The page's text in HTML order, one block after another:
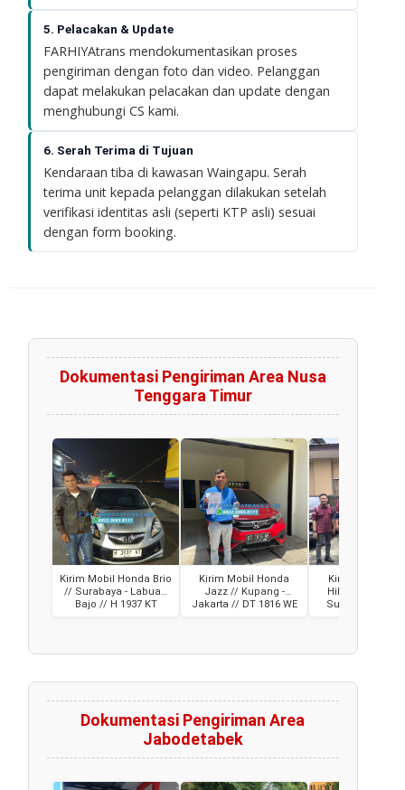
5. Pelacakan & Update
FARHIYAtrans mendokumentasikan proses
pengiriman dengan foto dan video. Pelanggan
dapat melakukan pelacakan dan update dengan
menghubungi CS kami.
6. Serah Terima di Tujuan
Kendaraan tiba di kawasan Waingapu. Serah
terima unit kepada pelanggan dilakukan setelah
verifikasi identitas asli (seperti KTP asli) sesuai
dengan form booking.
Dokumentasi Pengiriman Area Nusa
Tenggara Timur
Kirim Mobil Honda Brio
// Surabaya - Labuan
Bajo // H 1937 KT
Kirim Mobil Honda
Jazz // Kupang -
Jakarta // DT 1816 WE
Kirim Mobil
Hilux dan
Surabaya -
Dokumentasi Pengiriman Area
Jabodetabek